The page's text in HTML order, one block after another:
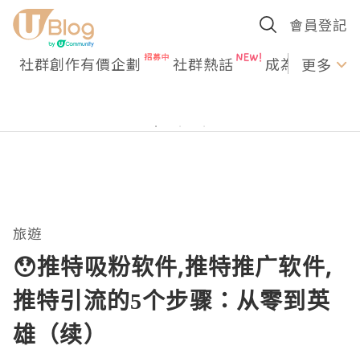
會員登記
社群創作有價企劃 社群熱話 成為U更多
旅遊
😯推特吸粉软件,推特推广软件,
推特引流的5个步骤：从零到英
雄（续）